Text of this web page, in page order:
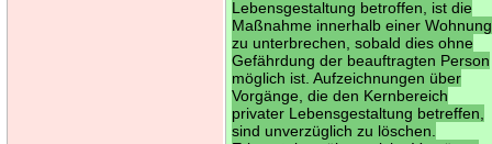
Lebensgestaltung betroffen, ist die
Maßnahme innerhalb einer Wohnung
zu unterbrechen, sobald dies ohne
Gefährdung der beauftragten Person
möglich ist. Aufzeichnungen über
Vorgänge, die den Kernbereich
privater Lebensgestaltung betreffen,
sind unverzüglich zu löschen.